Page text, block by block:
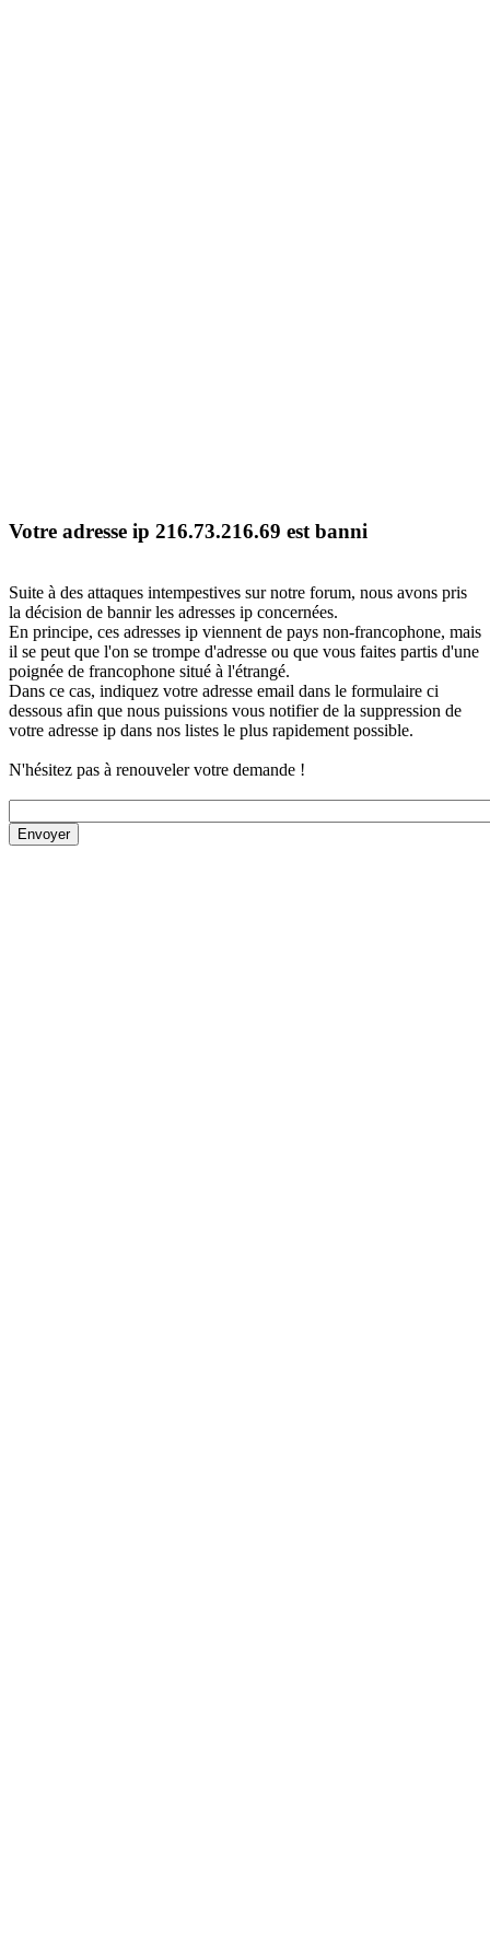
Votre adresse ip 216.73.216.69 est banni
Suite à des attaques intempestives sur notre forum, nous avons pris
la décision de bannir les adresses ip concernées.
En principe, ces adresses ip viennent de pays non-francophone, mais
il se peut que l'on se trompe d'adresse ou que vous faites partis d'une
poignée de francophone situé à l'étrangé.
Dans ce cas, indiquez votre adresse email dans le formulaire ci
dessous afin que nous puissions vous notifier de la suppression de
votre adresse ip dans nos listes le plus rapidement possible.
N'hésitez pas à renouveler votre demande !